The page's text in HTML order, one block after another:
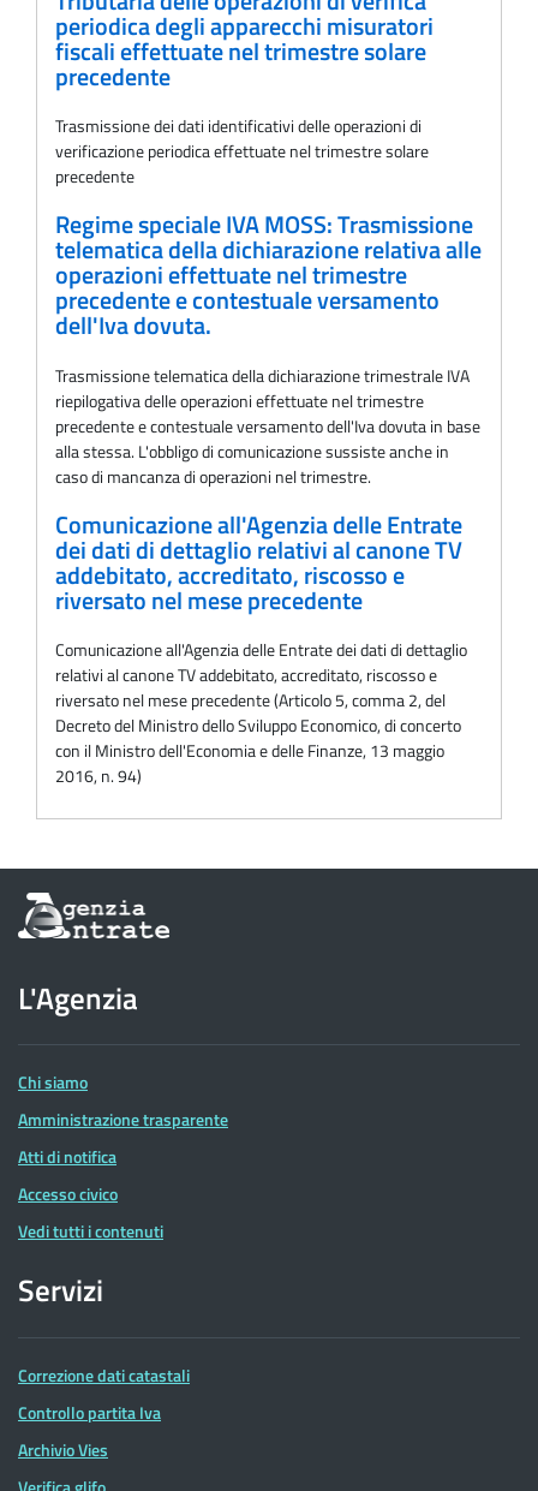
periodica degli apparecchi misuratori
fiscali effettuate nel trimestre solare
precedente
Trasmissione dei dati identificativi delle operazioni di
verificazione periodica effettuate nel trimestre solare
precedente
Regime speciale IVA MOSS: Trasmissione
telematica della dichiarazione relativa alle
operazioni effettuate nel trimestre
precedente e contestuale versamento
dell'Iva dovuta.
Trasmissione telematica della dichiarazione trimestrale IVA
riepilogativa delle operazioni effettuate nel trimestre
precedente e contestuale versamento dell'Iva dovuta in base
alla stessa. L'obbligo di comunicazione sussiste anche in
caso di mancanza di operazioni nel trimestre.
Comunicazione all'Agenzia delle Entrate
dei dati di dettaglio relativi al canone TV
addebitato, accreditato, riscosso e
riversato nel mese precedente
Comunicazione all'Agenzia delle Entrate dei dati di dettaglio
relativi al canone TV addebitato, accreditato, riscosso e
riversato nel mese precedente (Articolo 5, comma 2, del
Decreto del Ministro dello Sviluppo Economico, di concerto
con il Ministro dell'Economia e delle Finanze, 13 maggio
2016, n. 94)
Informazioni
sul
dell'Agenzia
delle
Entrate
L'Agenzia
Chi siamo
Amministrazione trasparente
Atti di notifica
Accesso civico
Vedi tutti i contenuti
Servizi
Correzione dati catastali
Controllo partita Iva
Archivio Vies